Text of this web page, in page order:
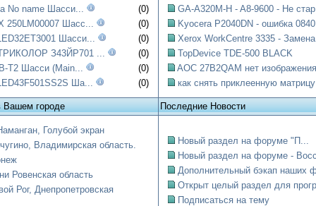
No name Шасси...
(0)
250LM00007 Шасс...
(0)
Шасси...
(0)
З43ЙР701 ...
(0)
T2 Шасси (Main...
(0)
Ша...
(0)
GA-A320M-H - A8-9600 - Не
Kyocera P2040DN - ошибка
Xerox WorkCentre 3335 -
TopDevice TDE-500 BLACK
AOC 27B2QAM нет изображения
как снять приклеенную матрицу
Вашем городе Последние Новости
Голубой экран
Владимирская область.
Ровенская область
Рог, Днепропетровская
Новый раздел на форуме "П...
Новый раздел на форуме -
Дополнительный бэкап наших
Открыт целый раздел для
Подписаться на тему